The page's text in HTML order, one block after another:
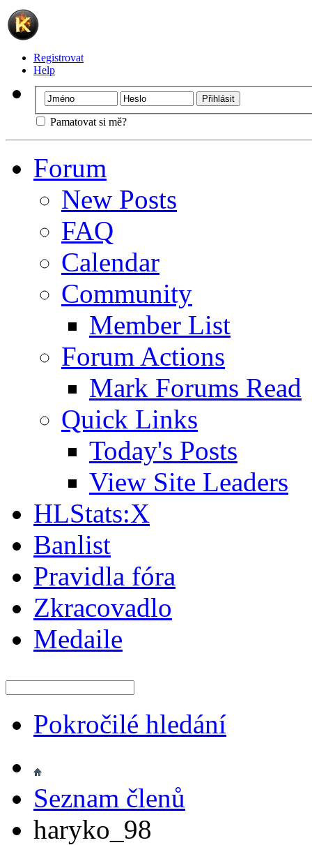
Registrovat
Help
Pamatovat si mě?
Forum
New Posts
FAQ
Calendar
Community
Member List
Forum Actions
Mark Forums Read
Quick Links
Today's Posts
View Site Leaders
HLStats:X
Banlist
Pravidla fóra
Zkracovadlo
Medaile
Pokročilé hledání
Seznam členů
haryko_98